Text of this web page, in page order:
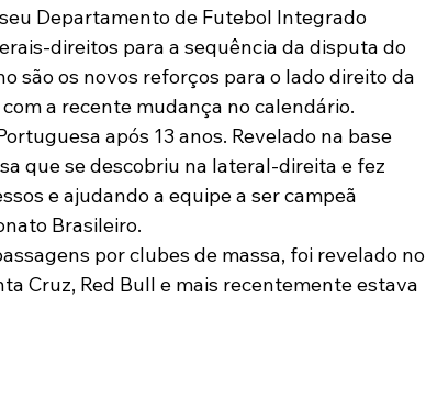
Modalidades Marketing Sócio-Torcedor
Departamento de Futebol Integrado
direitos para a sequência da disputa do
são os novos reforços para o lado direito da
a recente mudança no calendário.
após 13 anos. Revelado na base
que se descobriu na lateral-direita e fez
e ajudando a equipe a ser campeã
Brasileiro.
por clubes de massa, foi revelado no
Cruz, Red Bull e mais recentemente estava